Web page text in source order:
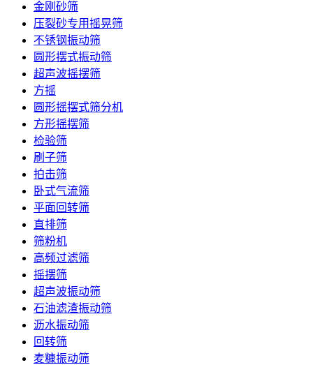
金刚砂筛
压裂砂专用摇晃筛
不锈钢振动筛
圆形摆式振动筛
超声波摇摆筛
方摇
圆形摇摆式筛分机
方形摇摆筛
检验筛
刷子筛
拍击筛
卧式气流筛
平面回转筛
直排筛
筛粉机
高频过滤筛
摇摆筛
超声波振动筛
石油滤渣振动筛
沥水振动筛
回转筛
麦糠振动筛